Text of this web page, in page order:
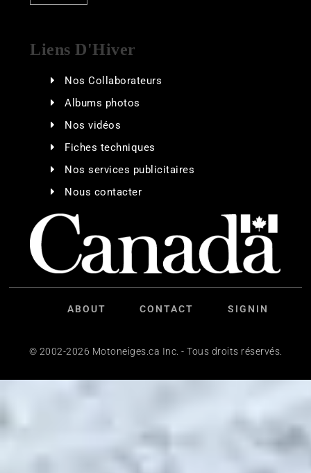
Liens D'Hiver
Nos Collaborateurs
Albums photos
Nos vidéos
Fiches techniques
Nos services publicitaires
Nous contacter
ABOUT CONTACT SIGNIN
© 2002-2026 Motoneiges.ca Inc. - Tous droits réservés.